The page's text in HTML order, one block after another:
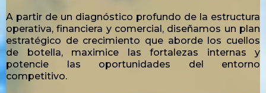
A partir de un diagnóstico profundo de la estructura
operativa, financiera y comercial, diseñamos un plan
estratégico de crecimiento que aborde los cuellos
de botella, maximice las fortalezas internas y
potencie las oportunidades del entorno
competitivo.